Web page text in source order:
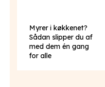
Myrer i køkkenet?
Sådan slipper du af
med dem én gang
for alle